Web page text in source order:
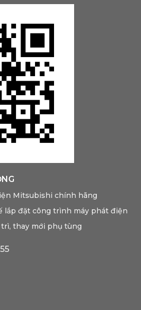
Mitsubishi chính hãng
lắp đặt công trình máy phát điện
thay mới phụ tùng